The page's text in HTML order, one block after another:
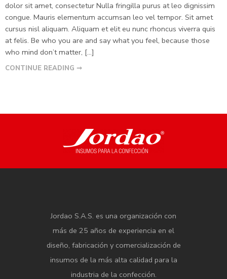
dolor sit amet, consectetur Nulla fringilla purus at leo dignissim
congue. Mauris elementum accumsan leo vel tempor. Sit amet
cursus nisl aliquam. Aliquam et elit eu nunc rhoncus viverra quis
at felis. Be who you are and say what you feel, because those
who mind don’t matter, [...]
CONTINUE READING ➞
Jordao S.A.S. es una organización con
más de 25 años de experiencia en el
diseño, fabricación y comercialización de
insumos de la más alta calidad para la
industria de la confección.